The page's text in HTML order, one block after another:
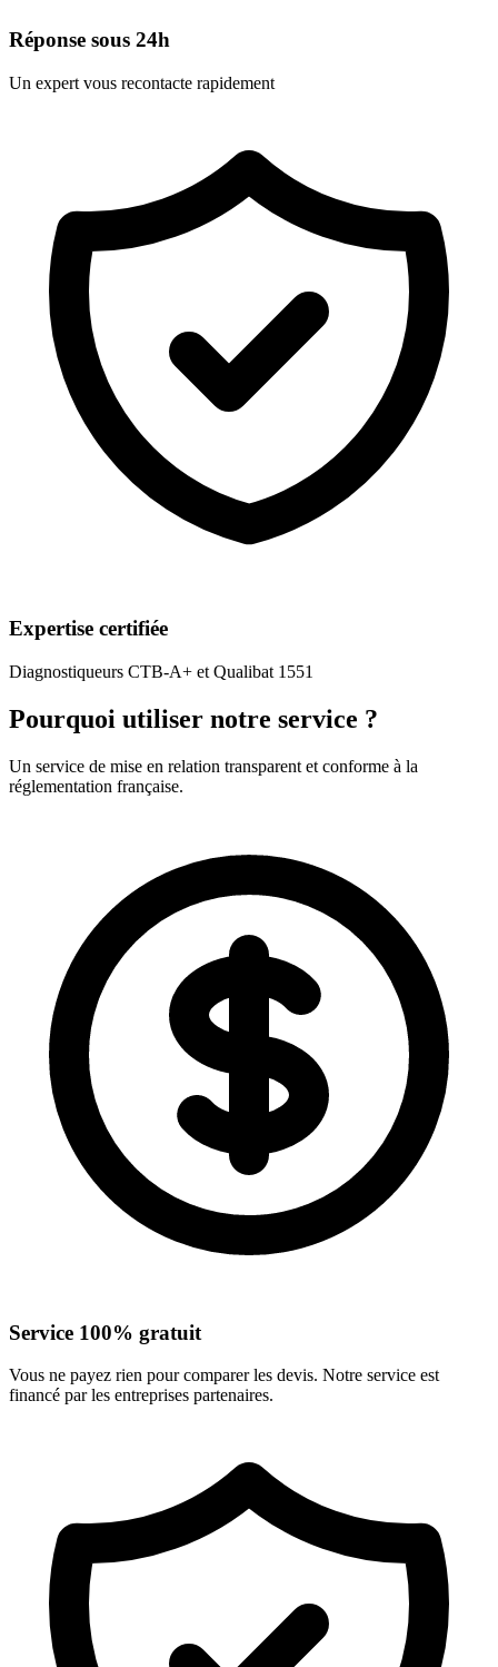
Réponse sous 24h
Un expert vous recontacte rapidement
Expertise certifiée
Diagnostiqueurs CTB-A+ et Qualibat 1551
Pourquoi utiliser notre service ?
Un service de mise en relation transparent et conforme à la
réglementation française.
Service 100% gratuit
Vous ne payez rien pour comparer les devis. Notre service est
financé par les entreprises partenaires.